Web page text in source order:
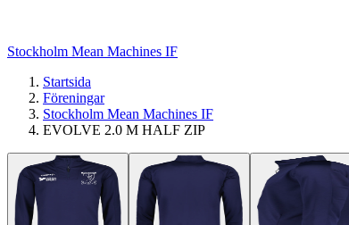
Stockholm Mean Machines IF
Startsida
Föreningar
Stockholm Mean Machines IF
EVOLVE 2.0 M HALF ZIP